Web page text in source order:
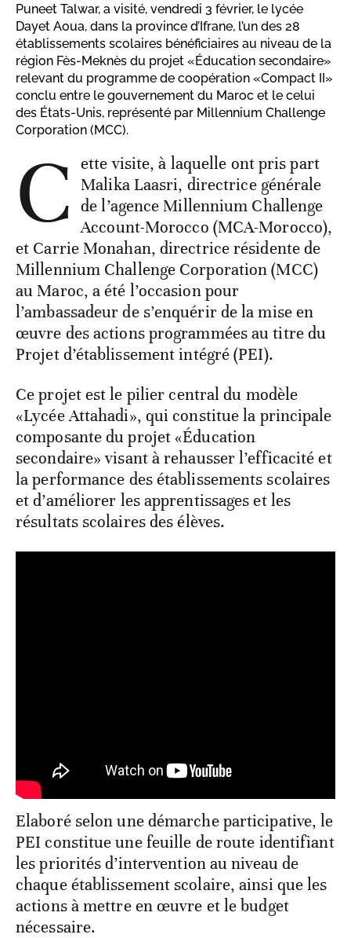
Puneet Talwar, a visité, vendredi 3 février, le lycée
Dayet Aoua, dans la province d’Ifrane, l’un des 28
établissements scolaires bénéficiaires au niveau de la
région Fès-Meknès du projet «Éducation secondaire»
relevant du programme de coopération «Compact II»
conclu entre le gouvernement du Maroc et le celui
des États-Unis, représenté par Millennium Challenge
Corporation (MCC).
C ette visite, à laquelle ont pris part
Malika Laasri, directrice générale
de l’agence Millennium Challenge
Account-Morocco (MCA-Morocco),
et Carrie Monahan, directrice résidente de
Millennium Challenge Corporation (MCC)
au Maroc, a été l’occasion pour
l’ambassadeur de s’enquérir de la mise en
œuvre des actions programmées au titre du
Projet d’établissement intégré (PEI).
Ce projet est le pilier central du modèle
«Lycée Attahadi», qui constitue la principale
composante du projet «Éducation
secondaire» visant à rehausser l’efficacité et
la performance des établissements scolaires
et d’améliorer les apprentissages et les
résultats scolaires des élèves.
Elaboré selon une démarche participative, le
PEI constitue une feuille de route identifiant
les priorités d’intervention au niveau de
chaque établissement scolaire, ainsi que les
actions à mettre en œuvre et le budget
nécessaire.